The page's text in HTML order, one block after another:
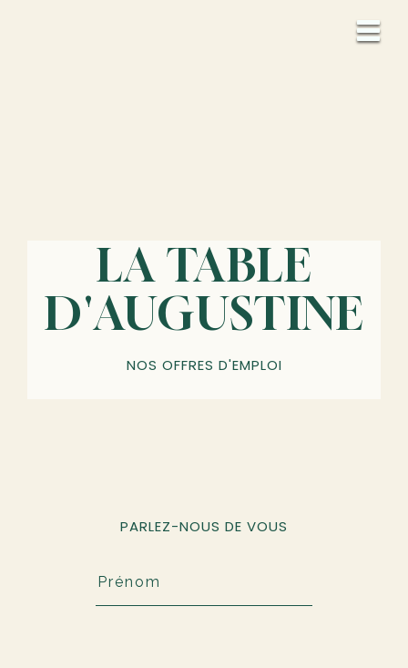
LA TABLE
D'AUGUSTINE
NOS OFFRES D'EMPLOI
PARLEZ-NOUS DE VOUS